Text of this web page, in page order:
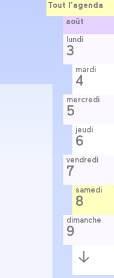
Tout l’agenda
août
lundi
3
mardi
4
mercredi
5
jeudi
6
vendredi
7
samedi
8
dimanche
9
Semaine
suivante